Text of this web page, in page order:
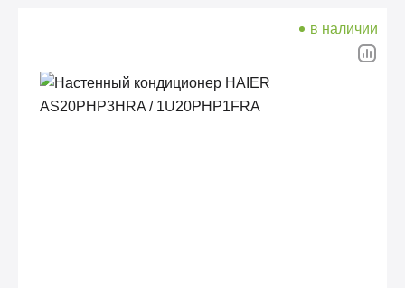
в наличии